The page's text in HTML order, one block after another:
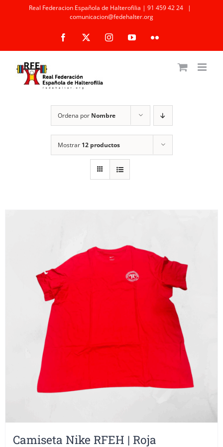
Real Federacion Española de Halterofilia | 91 459 42 24
|
comunicacion@fedehalter.org
Facebook InstagramYouTubeFlickr
Ordena por Nombre
Mostrar 12 productos
Camiseta Nike RFEH | Roja